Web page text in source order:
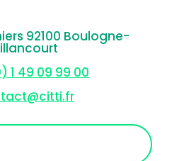
92100 Boulogne-
1 49 09 99 00